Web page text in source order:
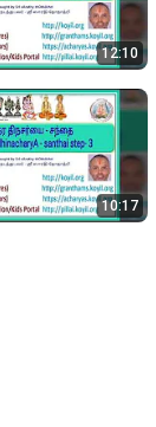
12:10
10:17